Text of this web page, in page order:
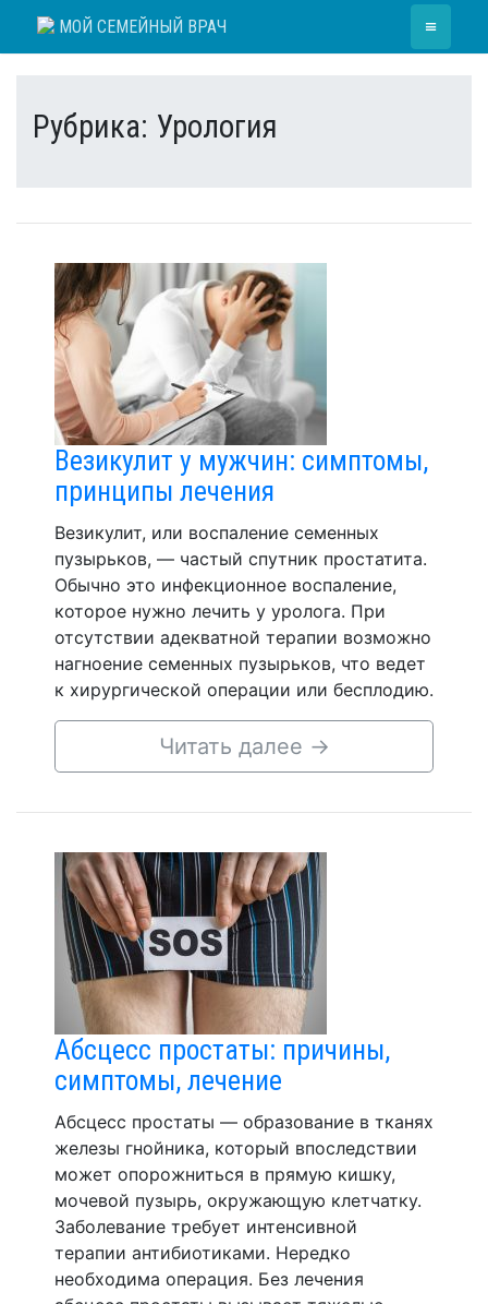
МОЙ СЕМЕЙНЫЙ ВРАЧ ≡
Рубрика: Урология
Везикулит у мужчин: симптомы,
принципы лечения
Везикулит, или воспаление семенных
пузырьков, — частый спутник простатита.
Обычно это инфекционное воспаление,
которое нужно лечить у уролога. При
отсутствии адекватной терапии возможно
нагноение семенных пузырьков, что ведет
к хирургической операции или бесплодию.
Читать далее →
Абсцесс простаты: причины,
симптомы, лечение
Абсцесс простаты — образование в тканях
железы гнойника, который впоследствии
может опорожниться в прямую кишку,
мочевой пузырь, окружающую клетчатку.
Заболевание требует интенсивной
терапии антибиотиками. Нередко
необходима операция. Без лечения